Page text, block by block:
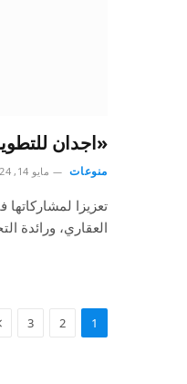
«اجدان للتطوير
منوعات مايو 14, 2024
تعزيزا
العقاري، ورائدة
1
2
3